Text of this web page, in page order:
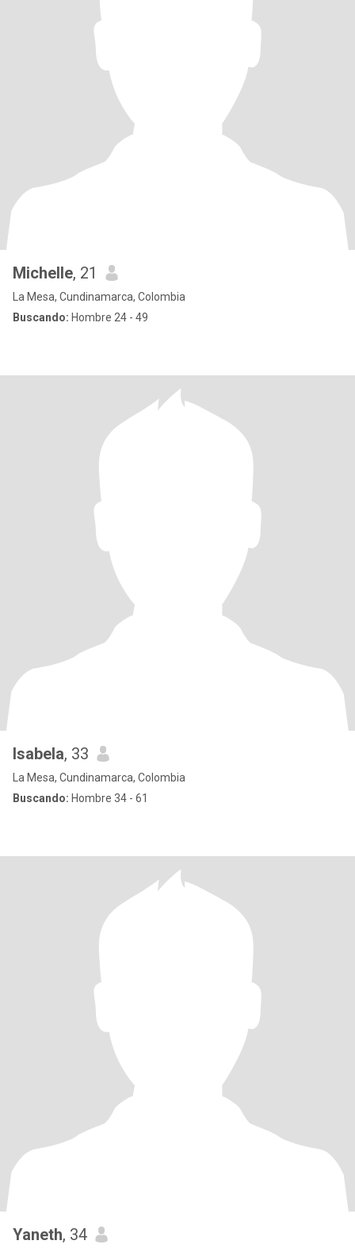
Michelle, 21
La Mesa, Cundinamarca, Colombia
Buscando: Hombre 24 - 49
Isabela, 33
La Mesa, Cundinamarca, Colombia
Buscando: Hombre 34 - 61
Yaneth, 34